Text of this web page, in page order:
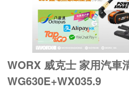
WORX 威克士 家用汽車
WG630E+WX035.9